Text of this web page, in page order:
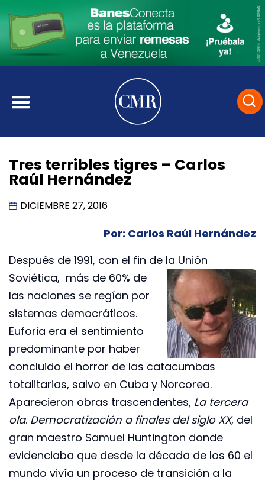
Tres terribles tigres – Carlos
Raúl Hernández
DICIEMBRE 27, 2016
Por: Carlos Raúl Hernández
Después de 1991, con el fin de la Unión
Soviética, más de 60% de
las naciones se regían por
sistemas democráticos.
Euforia era el sentimiento
predominante por haber
concluido el horror de las catacumbas
totalitarias, salvo en Cuba y Norcorea.
Aparecieron obras trascendentes, La tercera
ola. Democratización a finales del siglo XX, del
gran maestro Samuel Huntington donde
evidenciaba que desde la década de los 60 el
mundo vivía un proceso de transición a la